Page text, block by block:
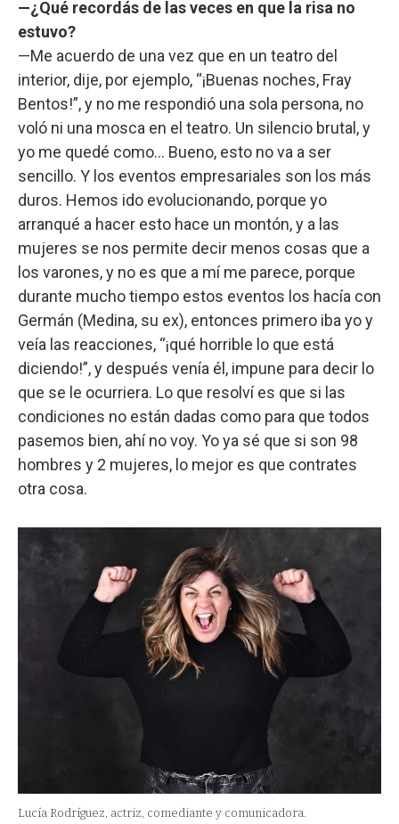
—¿Qué recordás de las veces en que la risa no
estuvo?
—Me acuerdo de una vez que en un teatro del
interior, dije, por ejemplo, “¡Buenas noches, Fray
Bentos!”, y no me respondió una sola persona, no
voló ni una mosca en el teatro. Un silencio brutal, y
yo me quedé como... Bueno, esto no va a ser
sencillo. Y los eventos empresariales son los más
duros. Hemos ido evolucionando, porque yo
arranqué a hacer esto hace un montón, y a las
mujeres se nos permite decir menos cosas que a
los varones, y no es que a mí me parece, porque
durante mucho tiempo estos eventos los hacía con
Germán (Medina, su ex), entonces primero iba yo y
veía las reacciones, “¡qué horrible lo que está
diciendo!”, y después venía él, impune para decir lo
que se le ocurriera. Lo que resolví es que si las
condiciones no están dadas como para que todos
pasemos bien, ahí no voy. Yo ya sé que si son 98
hombres y 2 mujeres, lo mejor es que contrates
otra cosa.
Lucía Rodríguez, actriz, comediante y comunicadora.